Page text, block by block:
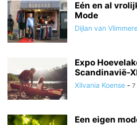
Eén en al
Mode
Dijlan van
Expo
Scandinavië-
Xilvania Koense - 7
Een eigen